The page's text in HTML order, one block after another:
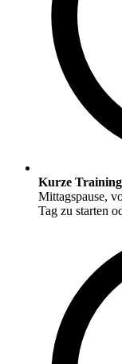
Kurze
Mittagspause,
Tag zu starten